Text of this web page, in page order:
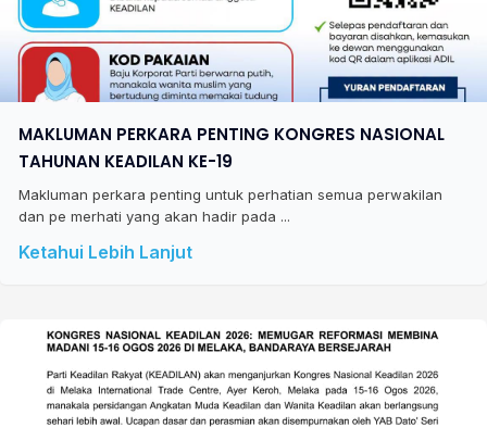
MAKLUMAN PERKARA PENTING KONGRES NASIONAL
TAHUNAN KEADILAN KE-19
Makluman perkara penting untuk perhatian semua perwakilan
dan pe merhati yang akan hadir pada ...
Ketahui Lebih Lanjut